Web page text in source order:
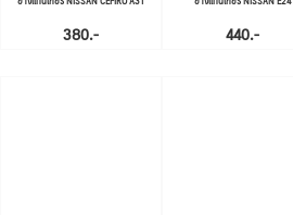
380.- 440.-